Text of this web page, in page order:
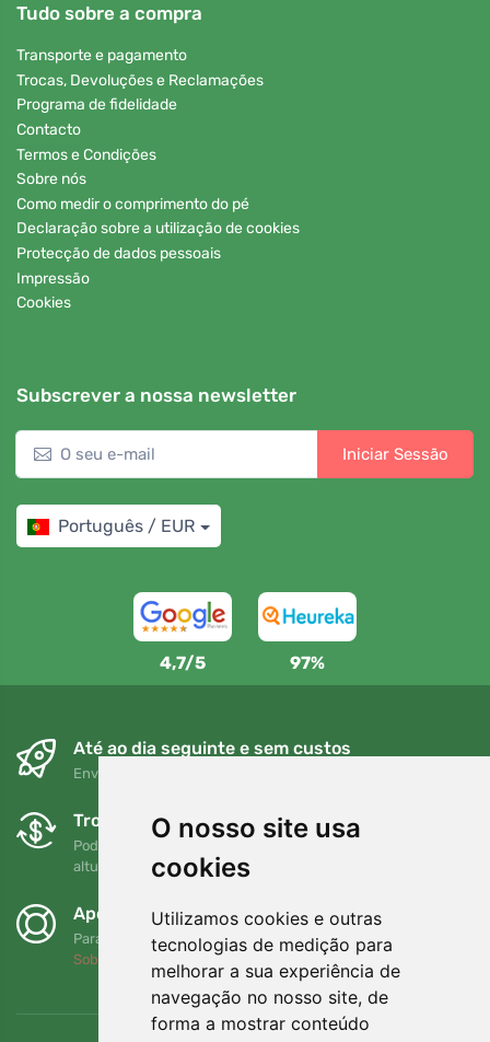
O nosso site usa
cookies
Utilizamos cookies e outras
tecnologias de medição para
melhorar a sua experiência de
navegação no nosso site, de
forma a mostrar conteúdo
Tudo sobre a compra
Transporte e pagamento
Trocas, Devoluções e Reclamações
Programa de fidelidade
Contacto
Termos e Condições
Sobre nós
Como medir o comprimento do pé
Declaração sobre a utilização de cookies
Protecção de dados pessoais
Impressão
Cookies
Subscrever a nossa newsletter
Iniciar Sessão
Português / EUR
4,7/5 97%
Até ao dia seguinte e sem custos
Envio gratuito para encomendas superiores a 80 EUR
Trocas e devoluções gratuitas
Pode devolver ou trocar a sua encomenda em qualquer
altura no prazo de 90 dias
Apoiamos a Trees.org
Para cada encomenda plantamos uma árvore! Leia mais
Sobre nós